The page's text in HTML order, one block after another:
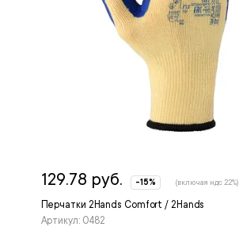
Перчатки 2Hands Comfort / 2Hands
Артикул: 0482
129.78 руб. -15% (включая ндс 22%)